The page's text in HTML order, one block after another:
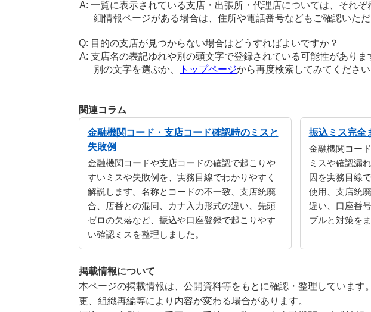
一覧に表示されている支店・出張所・代理店については、それ
細情報ページがある場合は、住所や電話番号などもご確認いただ
目的の支店が見つからない場合はどうすればよいですか？
支店名の表記ゆれや別の頭文字で登録されている可能性があり
別の文字を選ぶか、
トップページから再度検索してみてください
関連コラム
金融機関コード・支店コード確認時のミスと
失敗例
金融機関コードや支店コードの確認で起こりや
すいミスや失敗例を、実務目線でわかりやすく
解説します。名称とコードの不一致、支店統廃
合、店番との混同、カナ入力形式の違い、先頭
ゼロの欠落など、振込や口座登録で起こりやす
い確認ミスを整理しました。
振込ミス完全
金融機関コー
ミスや確認漏
因を実務目線
使用、支店統
違い、口座番
ブルと対策を
掲載情報について
本ページの掲載情報は、公開資料等をもとに確認・整理しています
更、組織再編等により内容が変わる場合があります。